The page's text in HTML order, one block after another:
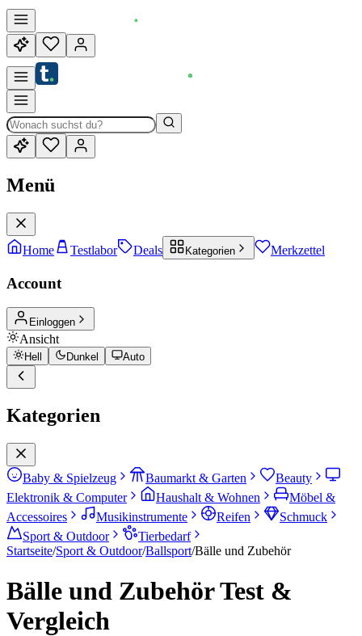
Menü
Home Testlabor Deals Kategorien Merkzettel
Account
Einloggen
Ansicht
Hell Dunkel Auto
Kategorien
Baby & Spielzeug Baumarkt & Garten
Beauty
Elektronik & Computer
Haushalt & Wohnen
Möbel &
Accessoires
Musikinstrumente Reifen
Schmuck
Sport & Outdoor
Tierbedarf
Startseite/Sport & Outdoor/Ballsport/Bälle und Zubehör
Bälle und ZubehörTest &
Vergleich